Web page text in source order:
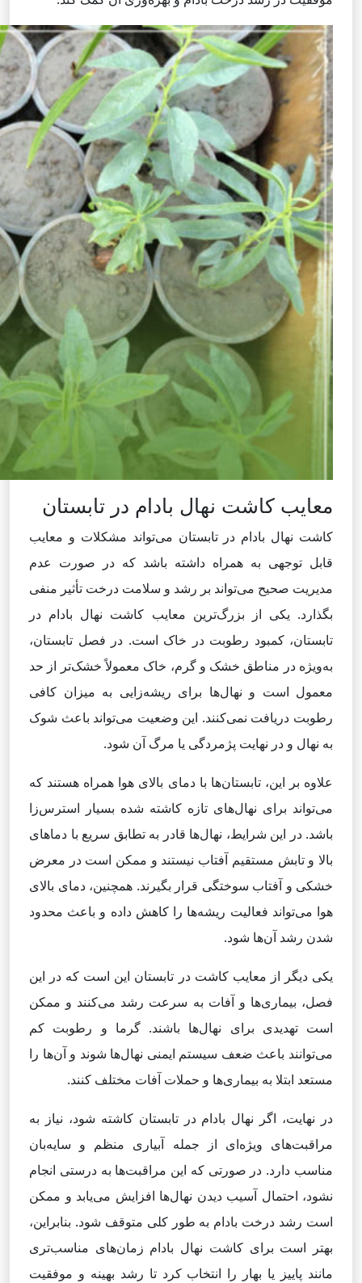
معایب کاشت نهال بادام در تابستان
کاشت نهال بادام در تابستان می‌تواند مشکلات و معایب
قابل توجهی به همراه داشته باشد که در صورت عدم
مدیریت صحیح می‌تواند بر رشد و سلامت درخت تأثیر منفی
بگذارد. یکی از بزرگ‌ترین معایب کاشت نهال بادام در
تابستان، کمبود رطوبت در خاک است. در فصل تابستان،
به‌ویژه در مناطق خشک و گرم، خاک معمولاً خشک‌تر از حد
معمول است و نهال‌ها برای ریشه‌زایی به میزان کافی
رطوبت دریافت نمی‌کنند. این وضعیت می‌تواند باعث شوک
به نهال و در نهایت پژمردگی یا مرگ آن شود.
علاوه بر این، تابستان‌ها با دمای بالای هوا همراه هستند که
می‌تواند برای نهال‌های تازه کاشته شده بسیار استرس‌زا
باشد. در این شرایط، نهال‌ها قادر به تطابق سریع با دماهای
بالا و تابش مستقیم آفتاب نیستند و ممکن است در معرض
خشکی و آفتاب سوختگی قرار بگیرند. همچنین، دمای بالای
هوا می‌تواند فعالیت ریشه‌ها را کاهش داده و باعث محدود
شدن رشد آن‌ها شود.
یکی دیگر از معایب کاشت در تابستان این است که در این
فصل، بیماری‌ها و آفات به سرعت رشد می‌کنند و ممکن
است تهدیدی برای نهال‌ها باشند. گرما و رطوبت کم
می‌توانند باعث ضعف سیستم ایمنی نهال‌ها شوند و آن‌ها را
مستعد ابتلا به بیماری‌ها و حملات آفات مختلف کنند.
در نهایت، اگر نهال بادام در تابستان کاشته شود، نیاز به
مراقبت‌های ویژه‌ای از جمله آبیاری منظم و سایه‌بان
مناسب دارد. در صورتی که این مراقبت‌ها به درستی انجام
نشود، احتمال آسیب دیدن نهال‌ها افزایش می‌یابد و ممکن
است رشد درخت بادام به طور کلی متوقف شود. بنابراین،
بهتر است برای کاشت نهال بادام زمان‌های مناسب‌تری
مانند پاییز یا بهار را انتخاب کرد تا رشد بهینه و موفقیت